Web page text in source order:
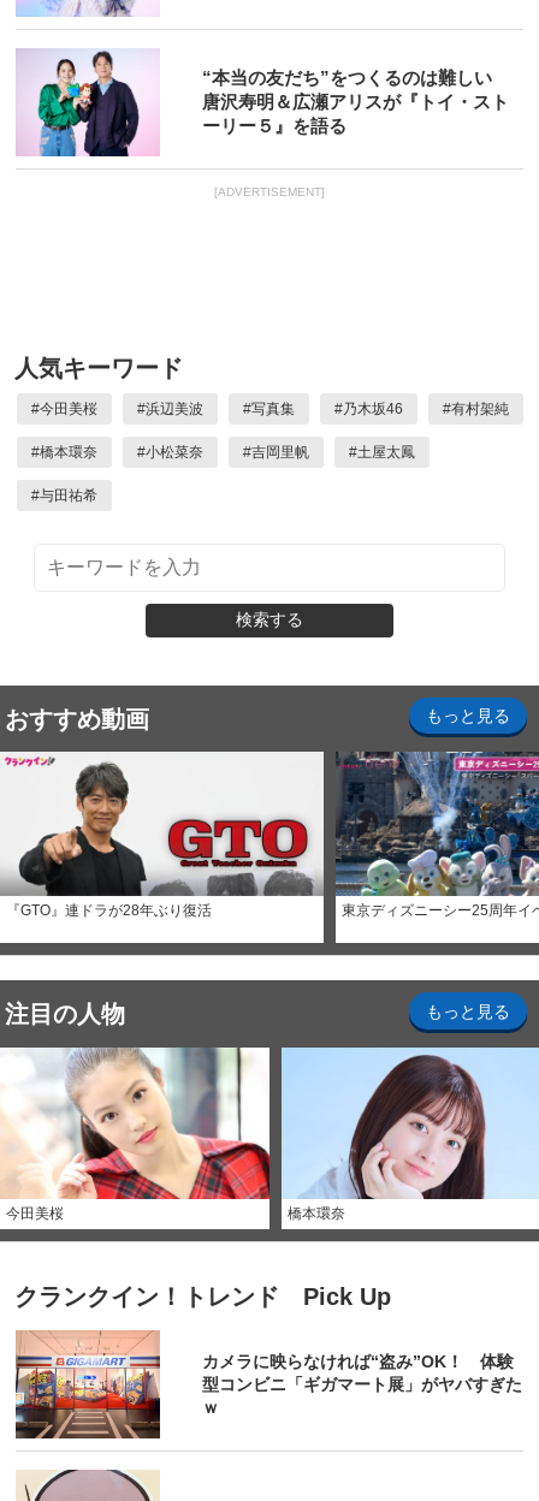
“本当の友だち”をつくるのは難しい
唐沢寿明＆広瀬アリスが『トイ・スト
ーリー５』を語る
[ADVERTISEMENT]
人気キーワード
#今田美桜 #浜辺美波 #写真集 #乃木坂46 #有村架純
#橋本環奈 #小松菜奈 #吉岡里帆 #土屋太鳳
#与田祐希
検索する
おすすめ動画 もっと見る
『GTO』連ドラが28年ぶり復活 東京ディズニーシー25周年イ
注目の人物 もっと見る
今田美桜 橋本環奈
クランクイン！トレンド Pick Up
カメラに映らなければ“盗み”OK！ 体験
型コンビニ「ギガマート展」がヤバすぎた
ｗ